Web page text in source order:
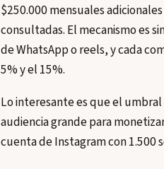
$250.000 mensuales
consultadas. El mecanismo es
de WhatsApp o reels, y cada
5% y el 15%.
Lo interesante es que el
audiencia grande para
cuenta de Instagram con 1.500